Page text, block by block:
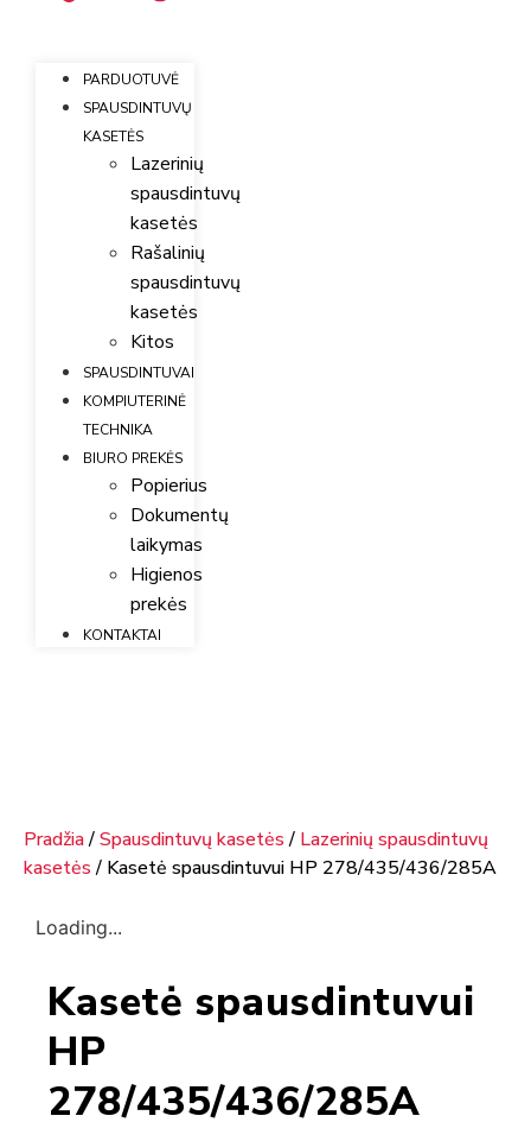
PARDUOTUVĖ
SPAUSDINTUVŲ
KASETĖS
Lazerinių
spausdintuvų
kasetės
Rašalinių
spausdintuvų
kasetės
Kitos
SPAUSDINTUVAI
KOMPIUTERINĖ
TECHNIKA
BIURO PREKĖS
Popierius
Dokumentų
laikymas
Higienos
prekės
KONTAKTAI
Pradžia/Spausdintuvų kasetės/ Lazerinių spausdintuvų
kasetės/ Kasetė spausdintuvui HP 278/435/436/285A
Loading...
Kasetė spausdintuvui
HP
278/435/436/285A